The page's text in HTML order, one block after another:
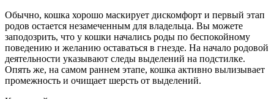
Обычно, кошка хорошо маскирует дискомфорт и первый этап
родов остается незамеченным для владельца. Вы можете
заподозрить, что у кошки начались роды по беспокойному
поведению и желанию оставаться в гнезде. На начало родовой
деятельности указывают следы выделений на подстилке.
Опять же, на самом раннем этапе, кошка активно вылизывает
промежность и очищает шерсть от выделений.